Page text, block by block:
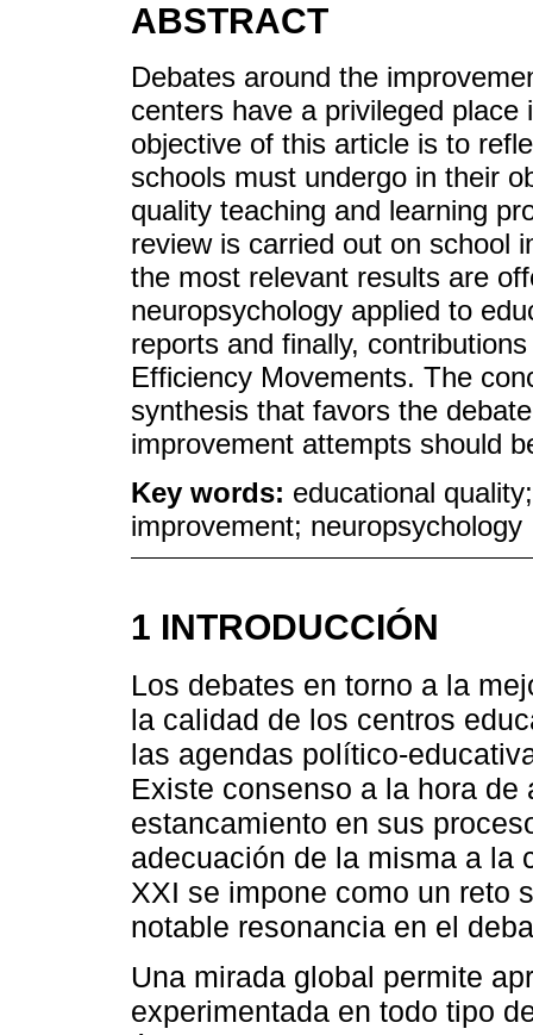
ABSTRACT
Debates around the
centers have a privileged
objective of this article is to
schools must undergo in their
quality teaching and learning
review is carried out on school
the most relevant results are
neuropsychology applied to
reports and finally,
Efficiency Movements. The
synthesis that favors the
improvement attempts should
Key words: educational
improvement; neuropsychology
1 INTRODUCCIÓN
Los debates en torno a la
la calidad de los centros
las agendas político-
Existe consenso a la hora
estancamiento en sus
adecuación de la misma a la
XXI se impone como un reto
notable resonancia en el
Una mirada global permite
experimentada en todo tipo